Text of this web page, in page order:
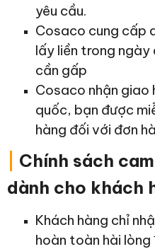
yêu cầu.
Cosaco cung cấp
lấy liền trong ngày
cần gấp
Cosaco nhận giao
quốc, bạn được
hàng đối với đơn
Chính sách
dành cho khách
Khách hàng chỉ
hoàn toàn hài